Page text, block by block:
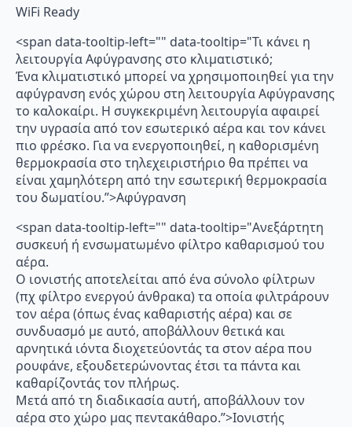
WiFi Ready
<span data-tooltip-left="" data-tooltip="Τι κάνει η
λειτουργία Αφύγρανσης στο κλιματιστικό;
Ένα κλιματιστικό μπορεί να χρησιμοποιηθεί για την
αφύγρανση ενός χώρου στη λειτουργία Αφύγρανσης
το καλοκαίρι. Η συγκεκριμένη λειτουργία αφαιρεί
την υγρασία από τον εσωτερικό αέρα και τον κάνει
πιο φρέσκο. Για να ενεργοποιηθεί, η καθορισμένη
θερμοκρασία στο τηλεχειριστήριο θα πρέπει να
είναι χαμηλότερη από την εσωτερική θερμοκρασία
του δωματίου.”>Αφύγρανση
<span data-tooltip-left="" data-tooltip="Ανεξάρτητη
συσκευή ή ενσωματωμένο φίλτρο καθαρισμού του
αέρα.
Ο ιονιστής αποτελείται από ένα σύνολο φίλτρων
(πχ φίλτρο ενεργού άνθρακα) τα οποία φιλτράρουν
τον αέρα (όπως ένας καθαριστής αέρα) και σε
συνδυασμό με αυτό, αποβάλλουν θετικά και
αρνητικά ιόντα διοχετεύοντάς τα στον αέρα που
ρουφάνε, εξουδετερώνοντας έτσι τα πάντα και
καθαρίζοντάς τον πλήρως.
Μετά από τη διαδικασία αυτή, αποβάλλουν τον
αέρα στο χώρο μας πεντακάθαρο.”>Ιονιστής